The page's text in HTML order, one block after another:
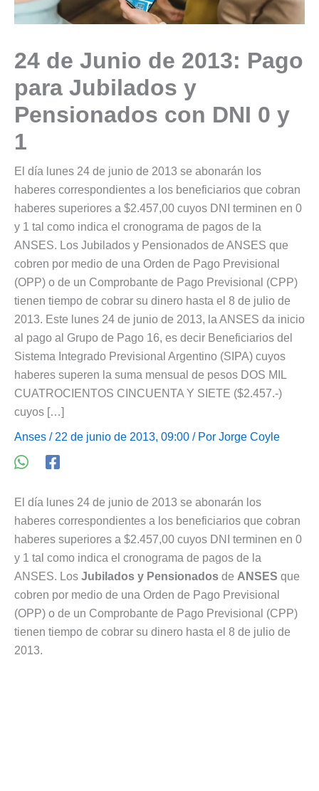
24 de Junio de 2013: Pago
para Jubilados y
Pensionados con DNI 0 y
1
El día lunes 24 de junio de 2013 se abonarán los
haberes correspondientes a los beneficiarios que cobran
haberes superiores a $2.457,00 cuyos DNI terminen en 0
y 1 tal como indica el cronograma de pagos de la
ANSES. Los Jubilados y Pensionados de ANSES que
cobren por medio de una Orden de Pago Previsional
(OPP) o de un Comprobante de Pago Previsional (CPP)
tienen tiempo de cobrar su dinero hasta el 8 de julio de
2013. Este lunes 24 de junio de 2013, la ANSES da inicio
al pago al Grupo de Pago 16, es decir Beneficiarios del
Sistema Integrado Previsional Argentino (SIPA) cuyos
haberes superen la suma mensual de pesos DOS MIL
CUATROCIENTOS CINCUENTA Y SIETE ($2.457.-)
cuyos […]
Anses / 22 de junio de 2013, 09:00 / Por Jorge Coyle
El día lunes 24 de junio de 2013 se abonarán los
haberes correspondientes a los beneficiarios que cobran
haberes superiores a $2.457,00 cuyos DNI terminen en 0
y 1 tal como indica el cronograma de pagos de la
ANSES. Los Jubilados y Pensionados de ANSES que
cobren por medio de una Orden de Pago Previsional
(OPP) o de un Comprobante de Pago Previsional (CPP)
tienen tiempo de cobrar su dinero hasta el 8 de julio de
2013.